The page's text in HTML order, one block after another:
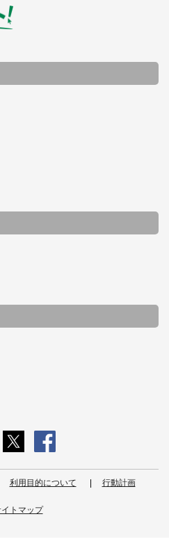
利用目的について 行動計画
トマップ